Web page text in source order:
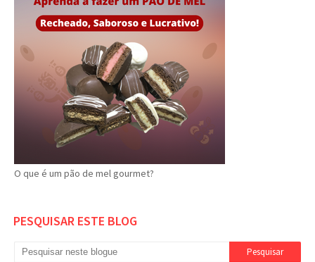
O que é um pão de mel gourmet?
PESQUISAR ESTE BLOG